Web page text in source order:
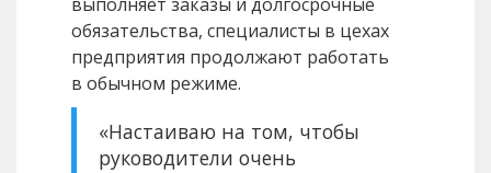
выполняет заказы и долгосрочные
обязательства, специалисты в цехах
предприятия продолжают работать
в обычном режиме.
«Настаиваю на том, чтобы
руководители очень